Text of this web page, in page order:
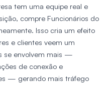
tem uma equipe real e
compre Funcionários do
Isso cria um efeito
e clientes veem um
se envolvem mais —
de conexão e
— gerando mais tráfego